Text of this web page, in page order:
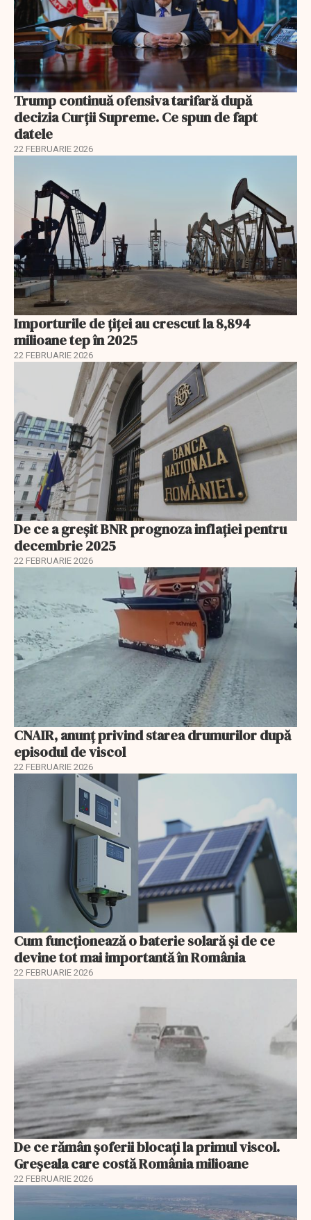
Trump continuă ofensiva tarifară după
decizia Curții Supreme. Ce spun de fapt
datele
22 FEBRUARIE 2026
Importurile de țiței au crescut la 8,894
milioane tep în 2025
22 FEBRUARIE 2026
De ce a greșit BNR prognoza inflației pentru
decembrie 2025
22 FEBRUARIE 2026
CNAIR, anunț privind starea drumurilor după
episodul de viscol
22 FEBRUARIE 2026
Cum funcționează o baterie solară și de ce
devine tot mai importantă în România
22 FEBRUARIE 2026
De ce rămân șoferii blocați la primul viscol.
Greșeala care costă România milioane
22 FEBRUARIE 2026